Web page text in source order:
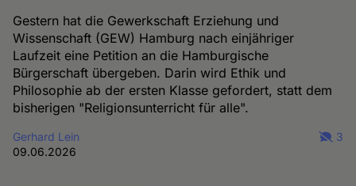
Gestern hat die Gewerkschaft Erziehung und
Wissenschaft (GEW) Hamburg nach einjähriger
Laufzeit eine Petition an die Hamburgische
Bürgerschaft übergeben. Darin wird Ethik und
Philosophie ab der ersten Klasse gefordert, statt dem
bisherigen "Religionsunterricht für alle".
Gerhard Lein
09.06.2026
3